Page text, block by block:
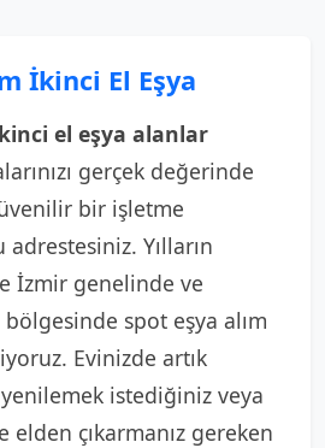
İkinci El Eşya
el eşya alanlar
gerçek değerinde
bir işletme
adrestesiniz. Yılların
İzmir genelinde ve
bölgesinde spot eşya alım
Evinizde artık
yenilemek istediğiniz veya
elden çıkarmanız gereken